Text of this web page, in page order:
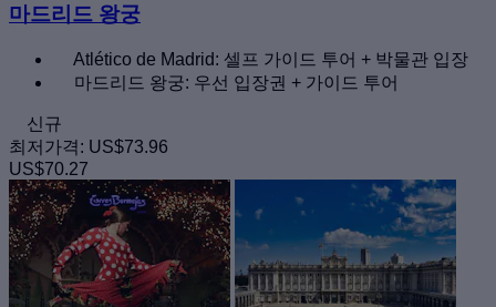
마드리드 왕궁
Atlético de Madrid: 셀프 가이드 투어 + 박물관 입장
마드리드 왕궁: 우선 입장권 + 가이드 투어
신규
최저가격: US$73.96
US$70.27